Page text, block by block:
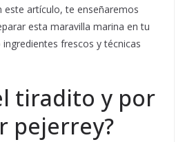
este artículo, te enseñaremos
esta maravilla marina en tu
frescos y técnicas
tiradito y por
pejerrey?